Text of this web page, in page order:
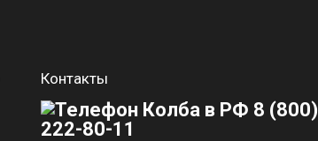
Контакты
8 (800)
222-80-11